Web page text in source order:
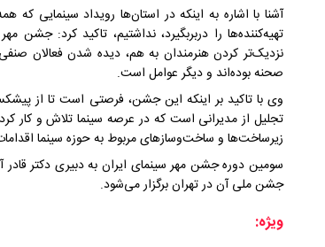
آشنا با اشاره به اینکه در استان‌ها رویداد سینمایی که همه
تهیه‌کننده‌ها را دربربگیرد، نداشتیم، تاکید کرد:
نزدیک‌تر کردن هنرمندان به هم، دیده شدن فعالان
صحنه بوده‌اند و دیگر عوامل است.
وی با تاکید بر اینکه این جشن، فرصتی است تا از
تجلیل از مدیرانی است که در عرصه سینما تلاش و کار
زیرساخت‌ها و ساخت‌وسازهای مربوط به حوزه سینما
جشن ملی آن در تهران برگزار می‌شود.
ویژه: